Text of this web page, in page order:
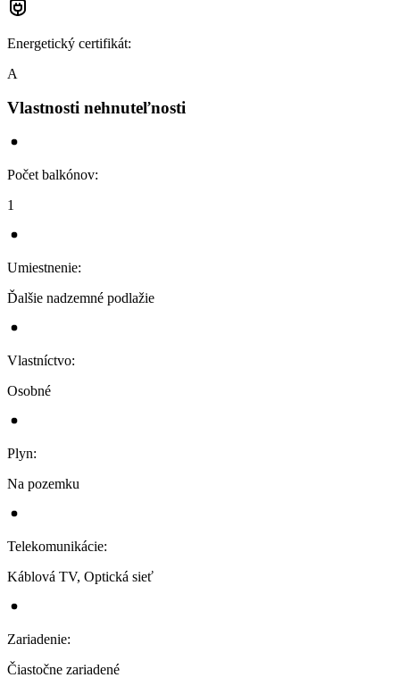
Energetický certifikát:
A
Vlastnosti nehnuteľnosti
Počet balkónov:
1
Umiestnenie:
Ďalšie nadzemné podlažie
Vlastníctvo:
Osobné
Plyn:
Na pozemku
Telekomunikácie:
Káblová TV, Optická sieť
Zariadenie:
Čiastočne zariadené